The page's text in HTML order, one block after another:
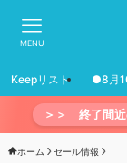
MENU
Keepリスト ●8月
＞＞ 終了間近
ホーム セール情報